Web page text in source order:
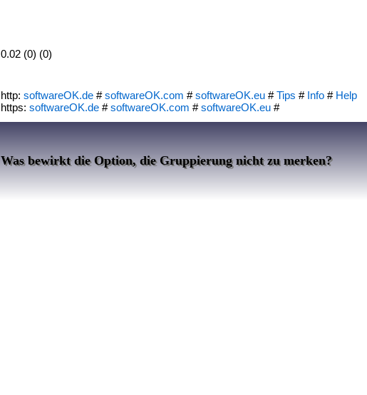
0.02 (0) (0)
http: softwareOK.de #softwareOK.com #softwareOK.eu #Tips # Info # Help
https: softwareOK.de #softwareOK.com #softwareOK.eu #
Was bewirkt die Option, die Gruppierung nicht zu merken?